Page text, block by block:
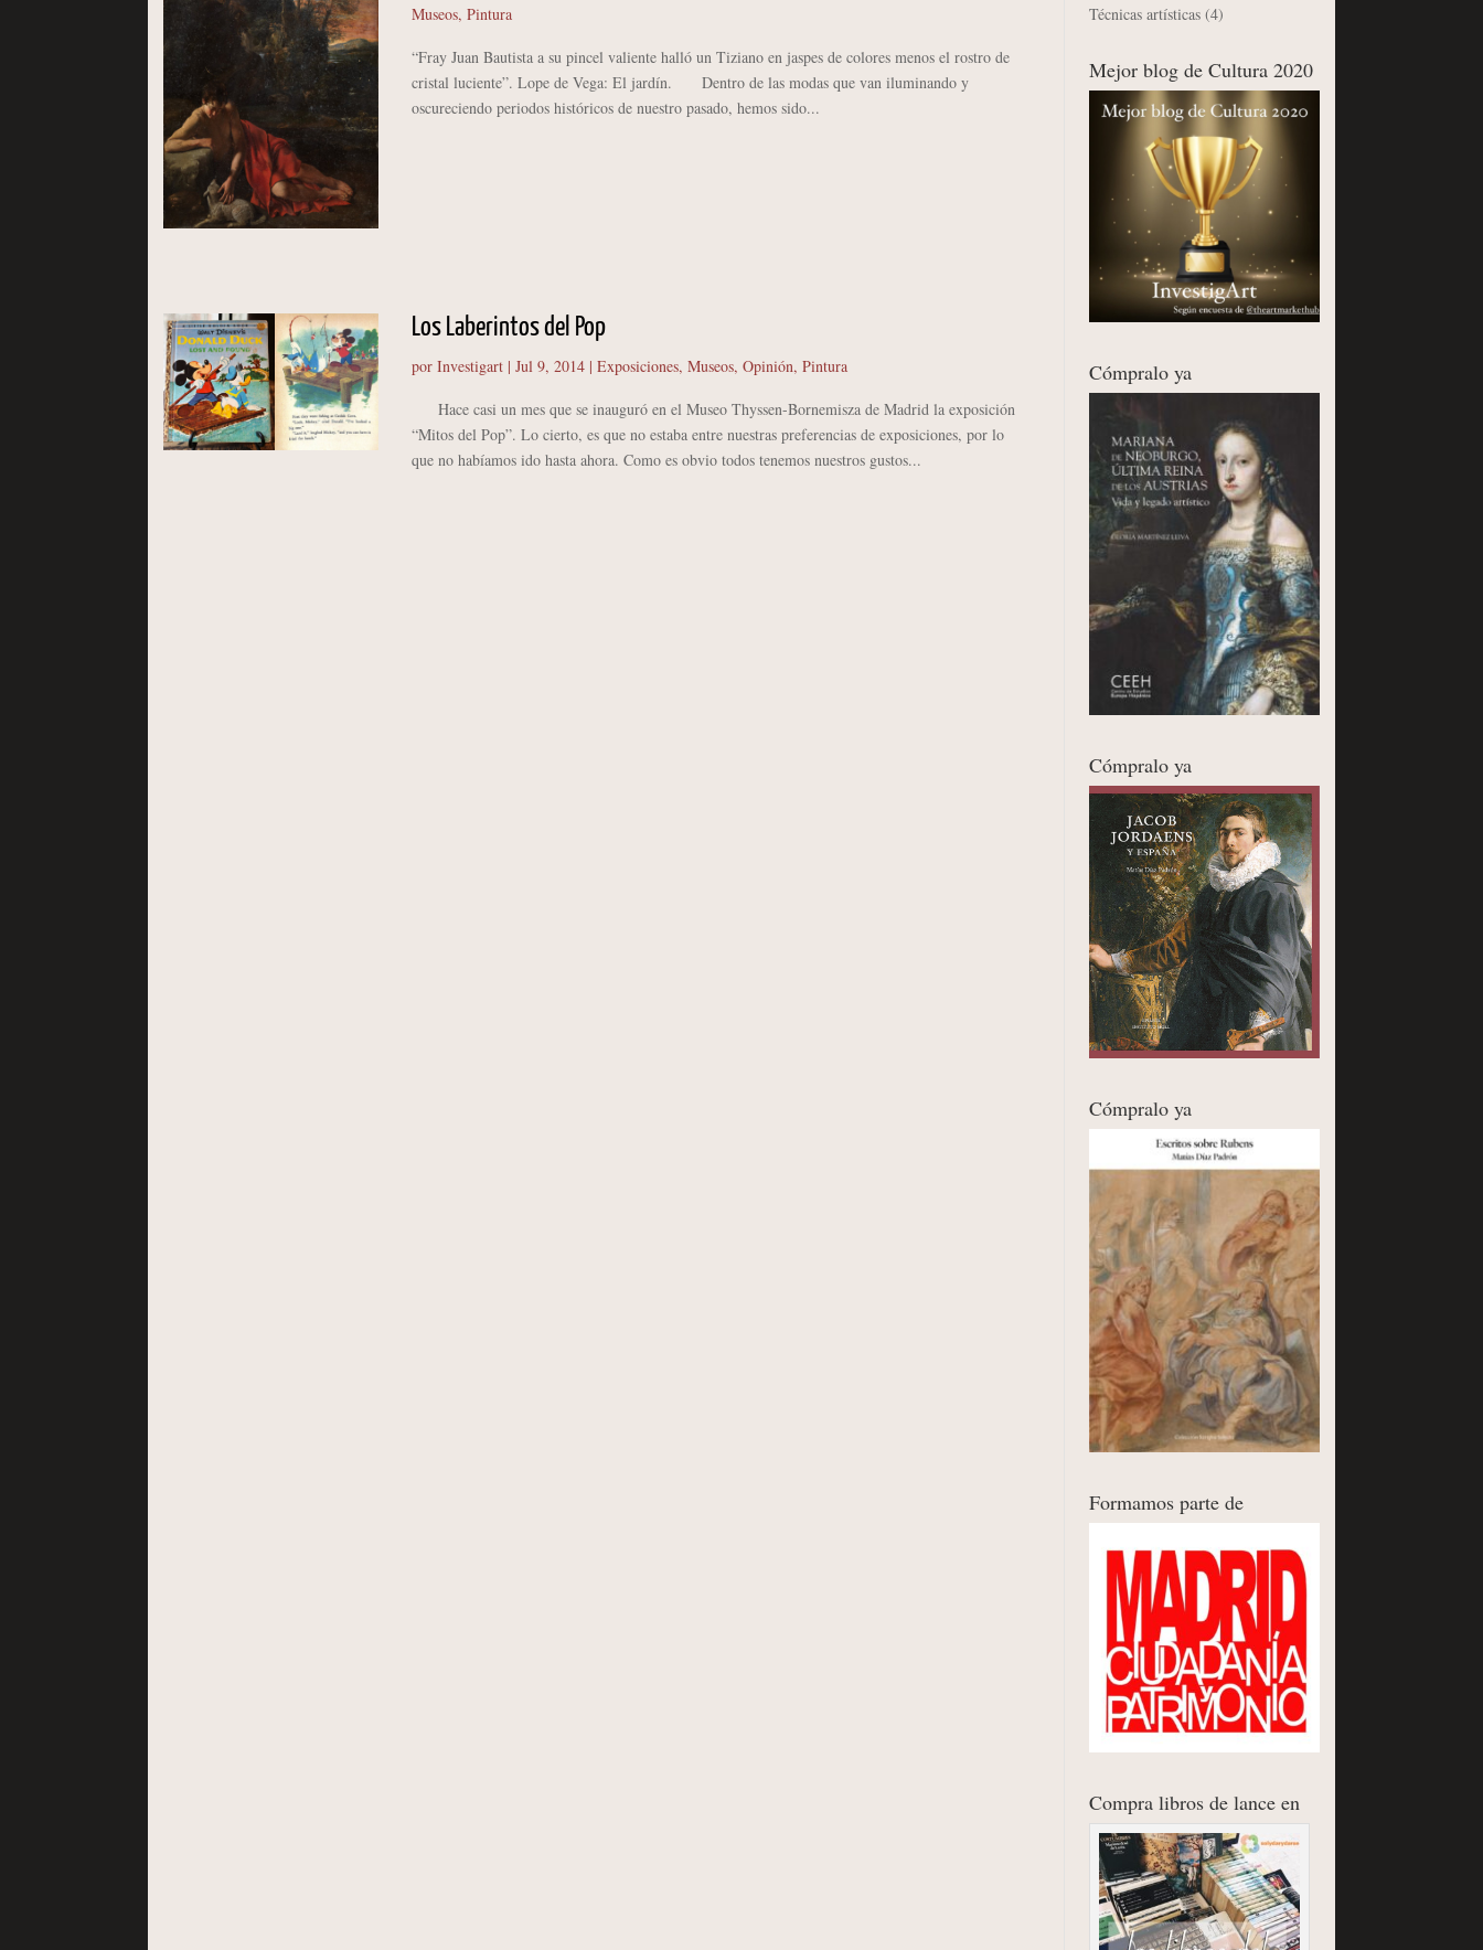
Museos, Pintura
“Fray Juan Bautista a su pincel valiente halló un Tiziano en jaspes de colores menos el rostro de
cristal luciente”. Lope de Vega: El jardín. Dentro de las modas que van iluminando y
oscureciendo periodos históricos de nuestro pasado, hemos sido...
Los Laberintos del Pop
por Investigart| Jul 9, 2014| Exposiciones, Museos, Opinión, Pintura
Hace casi un mes que se inauguró en el Museo Thyssen-Bornemisza de Madrid la exposición
“Mitos del Pop”. Lo cierto, es que no estaba entre nuestras preferencias de exposiciones, por lo
que no habíamos ido hasta ahora. Como es obvio todos tenemos nuestros gustos...
Técnicas artísticas (4)
Mejor blog de Cultura 2020
Cómpralo ya
Cómpralo ya
Cómpralo ya
Formamos parte de
Compra libros de lance en